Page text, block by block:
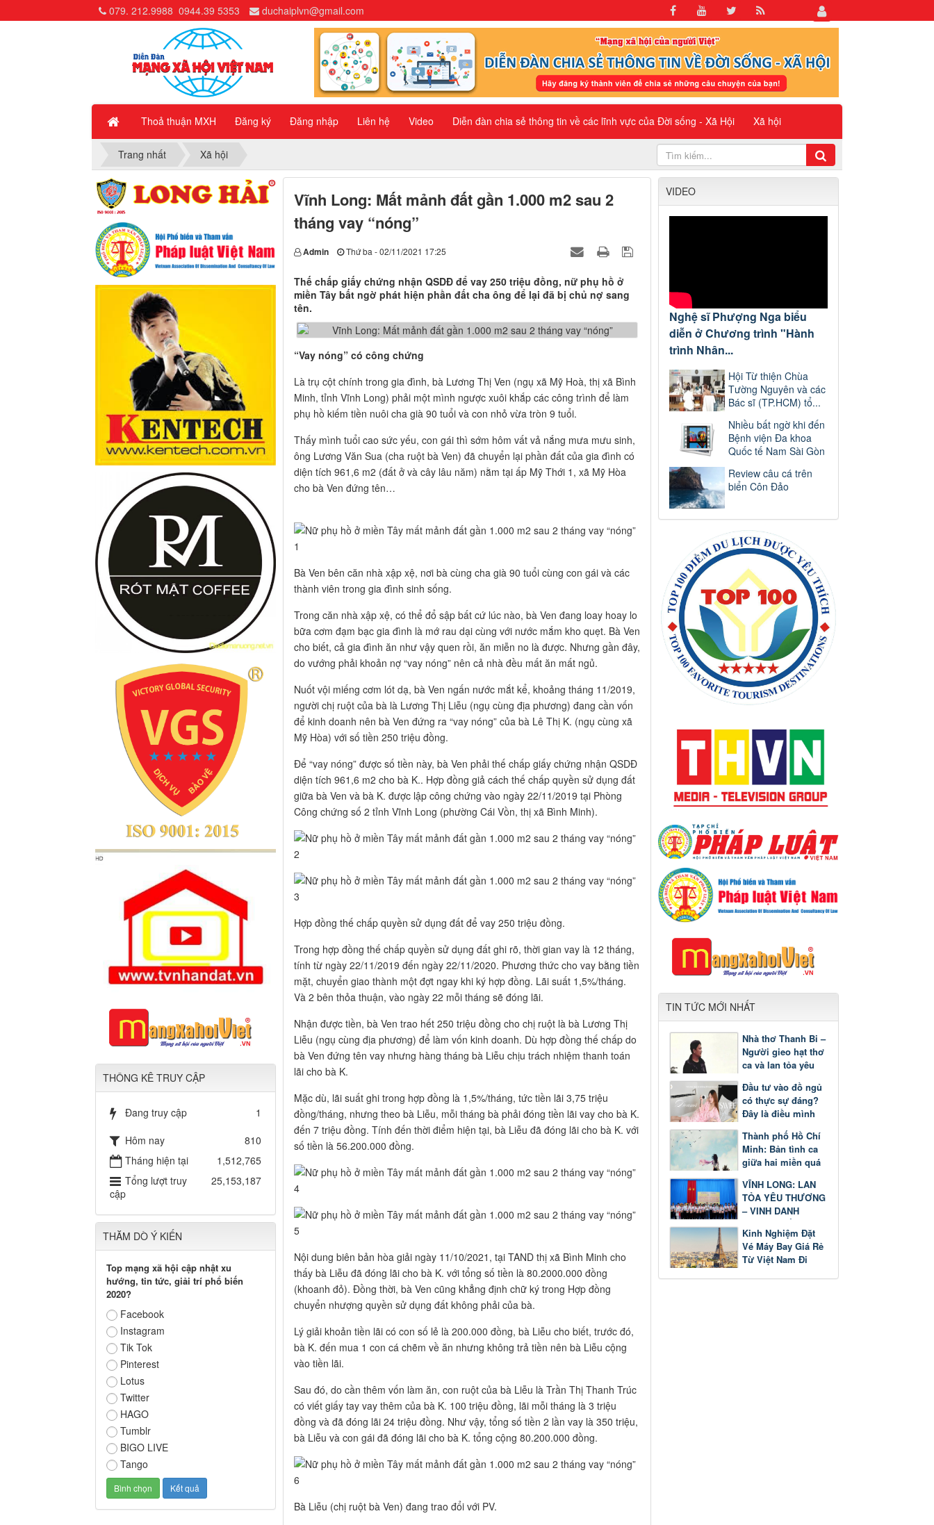
Thoả thuận MXH Đăng ký Đăng nhập Liên hệ Video Diễn đàn chia sẻ thông tin về các lĩnh vực của Đời sống - Xã Hội Xã hội
079. 212.9988 0944.39 5353 duchaiplvn@gmail.com
Trang nhất Xã hội
Vĩnh Long: Mất mảnh đất gần 1.000 m2 sau 2
tháng vay “nóng”
Admin Thứ ba - 02/11/2021 17:25
Thế chấp giấy chứng nhận QSDĐ để vay 250 triệu đồng, nữ phụ hồ ở
miền Tây bất ngờ phát hiện phần đất cha ông để lại đã bị chủ nợ sang
tên.
“Vay nóng” có công chứng
Là trụ cột chính trong gia đình, bà Lương Thị Ven (ngụ xã Mỹ Hoà, thị xã Bình
Minh, tỉnh Vĩnh Long) phải một mình ngược xuôi khắp các công trình để làm
phụ hồ kiếm tiền nuôi cha già 90 tuổi và con nhỏ vừa tròn 9 tuổi.
Thấy mình tuổi cao sức yếu, con gái thì sớm hôm vất vả nắng mưa mưu sinh,
ông Lương Văn Sua (cha ruột bà Ven) đã chuyển lại phần đất của gia đình có
diện tích 961,6 m2 (đất ở và cây lâu năm) nằm tại ấp Mỹ Thới 1, xã Mỹ Hòa
cho bà Ven đứng tên…
Bà Ven bên căn nhà xập xệ, nơi bà cùng cha già 90 tuổi cùng con gái và các
thành viên trong gia đình sinh sống.
Trong căn nhà xập xệ, có thể đổ sập bất cứ lúc nào, bà Ven đang loay hoay lo
bữa cơm đạm bạc gia đình là mớ rau dại cùng với nước mắm kho quẹt. Bà Ven
cho biết, cả gia đình ăn như vậy quen rồi, ăn miễn no là được. Nhưng gần đây,
do vướng phải khoản nợ “vay nóng” nên cả nhà đều mất ăn mất ngủ.
Nuốt vội miếng cơm lót dạ, bà Ven ngấn nước mắt kể, khoảng tháng 11/2019,
người chị ruột của bà là Lương Thị Liễu (ngụ cùng địa phương) đang cần vốn
để kinh doanh nên bà Ven đứng ra “vay nóng” của bà Lê Thị K. (ngụ cùng xã
Mỹ Hòa) với số tiền 250 triệu đồng.
Để “vay nóng” được số tiền này, bà Ven phải thế chấp giấy chứng nhận QSDĐ
diện tích 961,6 m2 cho bà K.. Hợp đồng giả cách thế chấp quyền sử dụng đất
giữa bà Ven và bà K. được lập công chứng vào ngày 22/11/2019 tại Phòng
Công chứng số 2 tỉnh Vĩnh Long (phường Cái Vồn, thị xã Bình Minh).
Hợp đồng thế chấp quyền sử dụng đất để vay 250 triệu đồng.
Trong hợp đồng thế chấp quyền sử dụng đất ghi rõ, thời gian vay là 12 tháng,
tính từ ngày 22/11/2019 đến ngày 22/11/2020. Phương thức cho vay bằng tiền
mặt, chuyển giao thành một đợt ngay khi ký hợp đồng. Lãi suất 1,5%/tháng.
Và 2 bên thỏa thuận, vào ngày 22 mỗi tháng sẽ đóng lãi.
Nhận được tiền, bà Ven trao hết 250 triệu đồng cho chị ruột là bà Lương Thị
Liễu (ngụ cùng địa phương) để làm vốn kinh doanh. Dù hợp đồng thế chấp do
bà Ven đứng tên vay nhưng hàng tháng bà Liễu chịu trách nhiệm thanh toán
lãi cho bà K.
Mặc dù, lãi suất ghi trong hợp đồng là 1,5%/tháng, tức tiền lãi 3,75 triệu
đồng/tháng, nhưng theo bà Liễu, mỗi tháng bà phải đóng tiền lãi vay cho bà K.
đến 7 triệu đồng. Tính đến thời điểm hiện tại, bà Liễu đã đóng lãi cho bà K. với
số tiền là 56.200.000 đồng.
Nội dung biên bản hòa giải ngày 11/10/2021, tại TAND thị xã Bình Minh cho
thấy bà Liễu đã đóng lãi cho bà K. với tổng số tiền là 80.2000.000 đồng
(khoanh đỏ). Đồng thời, bà Ven cũng khẳng định chữ ký trong Hợp đồng
chuyển nhượng quyền sử dụng đất không phải của bà.
Lý giải khoản tiền lãi có con số lẻ là 200.000 đồng, bà Liễu cho biết, trước đó,
bà K. đến mua 1 con cá chẽm về ăn nhưng không trả tiền nên bà Liễu cộng
vào tiền lãi.
Sau đó, do cần thêm vốn làm ăn, con ruột của bà Liễu là Trần Thị Thanh Trúc
có viết giấy tay vay thêm của bà K. 100 triệu đồng, lãi mỗi tháng là 3 triệu
đồng và đã đóng lãi 24 triệu đồng. Như vậy, tổng số tiền 2 lần vay là 350 triệu,
bà Liễu và con gái đã đóng lãi cho bà K. tổng cộng 80.200.000 đồng.
Bà Liễu (chị ruột bà Ven) đang trao đổi với PV.
VIDEO
Nghệ sĩ Phượng Nga biểu
diễn ở Chương trình "Hành
trình Nhân...
Hội Từ thiện Chùa
Tường Nguyên và các
Bác sĩ (TP.HCM) tổ...
Nhiều bất ngờ khi đến
Bệnh viện Đa khoa
Quốc tế Nam Sài Gòn
Review câu cá trên
biển Côn Đảo
TIN TỨC MỚI NHẤT
Nhà thơ Thanh Bi –
Người gieo hạt thơ
ca và lan tỏa yêu
Đầu tư vào đồ ngủ
có thực sự đáng?
Đây là điều mình
thời gian
Thành phố Hồ Chí
Minh: Bản tình ca
giữa hai miền quá
VĨNH LONG: LAN
TỎA YÊU THƯƠNG
– VINH DANH
GƯƠNG SÁNG
HỌC TẬP
Kinh Nghiệm Đặt
Vé Máy Bay Giá Rẻ
Từ Việt Nam Đi
THÔNG KÊ TRUY CẬP
Đang truy cập
1
Hôm nay
810
Tháng hiện tại
1,512,765
Tổng lượt truy
cập
25,153,187
THĂM DÒ Ý KIẾN
Top mạng xã hội cập nhật xu
hướng, tin tức, giải trí phổ biến
2020?
Facebook
Instagram
Tik Tok
Pinterest
Lotus
Twitter
HAGO
Tumblr
BIGO LIVE
Tango